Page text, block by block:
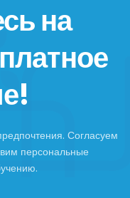
на
Согласуем
персональные